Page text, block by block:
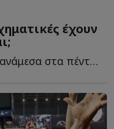
έχουν
Η Ντουμπάι βρίσκεται ήδη ανάμεσα στα πέντε μεγαλύτερα φ...